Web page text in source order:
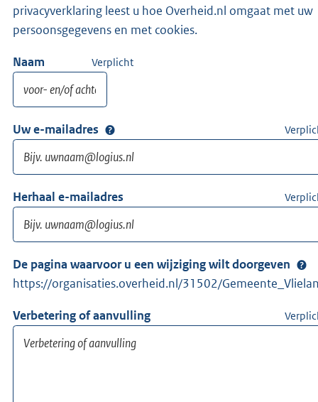
privacyverklaring leest u hoe Overheid.nl omgaat met uw
persoonsgegevens en met cookies.
Naam Verplicht
Uw e-mailadres
Herhaal e-mailadres
De pagina waarvoor u een wijziging wilt doorgeven
https://organisaties.overheid.nl/31502/
Verbetering of aanvulling